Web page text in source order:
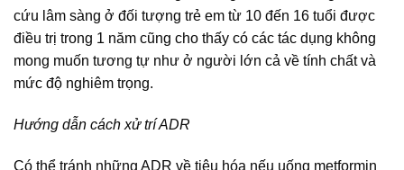
cứu lâm sàng ở đối tượng trẻ em từ 10 đến 16 tuổi được
điều trị trong 1 năm cũng cho thấy có các tác dụng không
mong muốn tương tự như ở người lớn cả về tính chất và
mức độ nghiêm trọng.
Hướng dẫn cách xử trí ADR
Có thể tránh những ADR về tiêu hóa nếu uống metformin